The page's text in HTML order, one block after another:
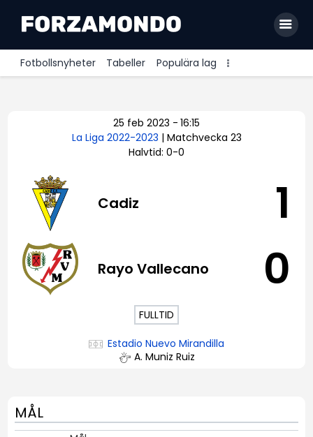
Fotbollsnyheter Tabeller Populära lag
Premier League
Bundesliga
Serie A
25 feb 2023 - 16:15
La Liga 2022-2023 | Matchvecka 23
Halvtid: 0-0
Cadiz 1
Rayo Vallecano 0
FULLTID
Estadio Nuevo Mirandilla
A. Muniz Ruiz
MÅL